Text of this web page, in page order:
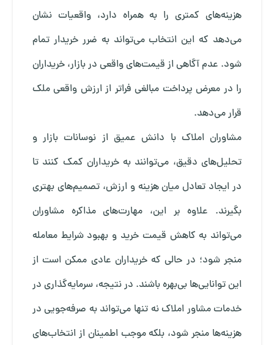
هزینه‌های کمتری را به همراه دارد، واقعیات نشان
می‌دهد که این انتخاب می‌تواند به ضرر خریدار تمام
شود. عدم آگاهی از قیمت‌های واقعی در بازار، خریداران
را در معرض پرداخت مبالغی فراتر از ارزش واقعی ملک
قرار می‌دهد.
مشاوران املاک با دانش عمیق از نوسانات بازار و
تحلیل‌های دقیق، می‌توانند به خریداران کمک کنند تا
در ایجاد تعادل میان هزینه و ارزش، تصمیم‌های بهتری
بگیرند. علاوه بر این، مهارت‌های مذاکره مشاوران
می‌تواند به کاهش قیمت خرید و بهبود شرایط معامله
منجر شود؛ در حالی که خریداران عادی ممکن است از
این توانایی‌ها بی‌بهره باشند. در نتیجه، سرمایه‌گذاری در
خدمات مشاور املاک نه تنها می‌تواند به صرفه‌جویی در
هزینه‌ها منجر شود، بلکه موجب اطمینان از انتخاب‌های